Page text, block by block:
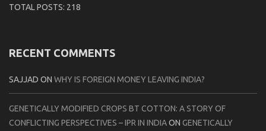
TOTAL POSTS: 218
RECENT COMMENTS
SAJJAD ON WHY IS FOREIGN MONEY LEAVING INDIA?
GENETICALLY MODIFIED CROPS BT COTTON: A STORY OF
CONFLICTING PERSPECTIVES – IPR IN INDIAON GENETICALLY